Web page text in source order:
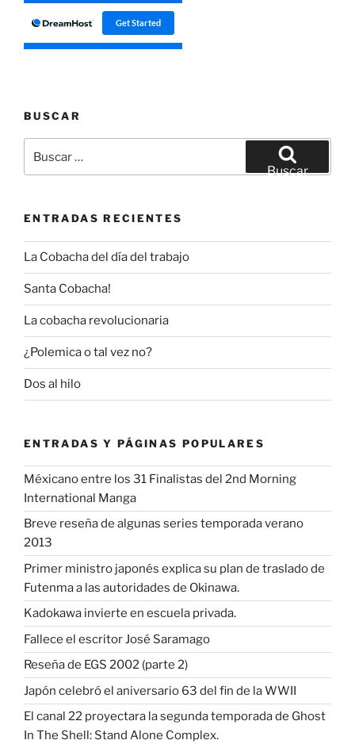
BUSCAR
por:
Buscar
ENTRADAS RECIENTES
La Cobacha del día del trabajo
Santa Cobacha!
La cobacha revolucionaria
¿Polemica o tal vez no?
Dos al hilo
ENTRADAS Y PÁGINAS POPULARES
Méxicano entre los 31 Finalistas del 2nd Morning
International Manga
Breve reseña de algunas series temporada verano
2013
Primer ministro japonés explica su plan de traslado de
Futenma a las autoridades de Okinawa.
Kadokawa invierte en escuela privada.
Fallece el escritor José Saramago
Reseña de EGS 2002 (parte 2)
Japón celebró el aniversario 63 del fin de la WWII
El canal 22 proyectara la segunda temporada de Ghost
In The Shell: Stand Alone Complex.